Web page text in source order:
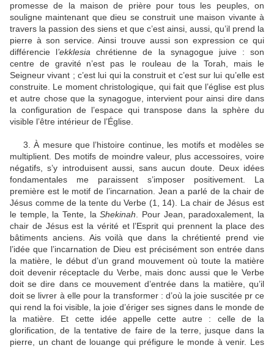
promesse de la maison de prière pour tous les peuples, on
souligne maintenant que dieu se construit une maison vivante à
travers la passion des siens et que c’est ainsi, aussi, qu’il prend la
pierre à son service. Ainsi trouve aussi son expression ce qui
différencie l’ekklesia chrétienne de la synagogue juive : son
centre de gravité n’est pas le rouleau de la Torah, mais le
Seigneur vivant ; c’est lui qui la construit et c’est sur lui qu’elle est
construite. Le moment christologique, qui fait que l’église est plus
et autre chose que la synagogue, intervient pour ainsi dire dans
la configuration de l’espace qui transpose dans la sphère du
visible l’être intérieur de l’Église.
3. À mesure que l’histoire continue, les motifs et modèles se
multiplient. Des motifs de moindre valeur, plus accessoires, voire
négatifs, s’y introduisent aussi, sans aucun doute. Deux idées
fondamentales me paraissent s’imposer positivement. La
première est le motif de l’incarnation. Jean a parlé de la chair de
Jésus comme de la tente du Verbe (1, 14). La chair de Jésus est
le temple, la Tente, laShekinah . Pour Jean, paradoxalement, la
chair de Jésus est la vérité et l’Esprit qui prennent la place des
bâtiments anciens. Ais voilà que dans la chrétienté prend vie
l’idée que l’incarnation de Dieu est précisément son entrée dans
la matière, le début d’un grand mouvement où toute la matière
doit devenir réceptacle du Verbe, mais donc aussi que le Verbe
doit se dire dans ce mouvement d’entrée dans la matière, qu’il
doit se livrer à elle pour la transformer : d’où la joie suscitée pr ce
qui rend la foi visible, la joie d’ériger ses signes dans le monde de
la matière. Et cette idée appelle cette autre : celle de la
glorification, de la tentative de faire de la terre, jusque dans la
pierre, un chant de louange qui préfigure le monde à venir. Les